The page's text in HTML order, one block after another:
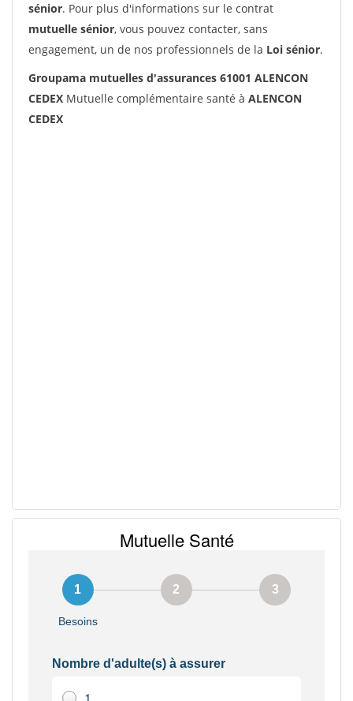
sénior. Pour plus d'informations sur le contrat
mutuelle sénior, vous pouvez contacter, sans
engagement, un de nos professionnels de la Loi sénior.
Groupama mutuelles d'assurances 61001 ALENCON
CEDEX Mutuelle complémentaire santé à ALENCON
CEDEX